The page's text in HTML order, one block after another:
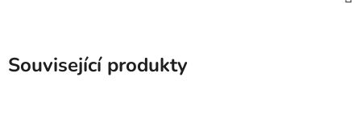
Související produkty